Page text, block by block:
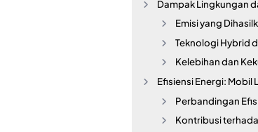
Dampak Lingkungan
Emisi yang
Teknologi Hybrid
Kelebihan dan
Efisiensi Energi: Mobil
Perbandingan
Kontribusi